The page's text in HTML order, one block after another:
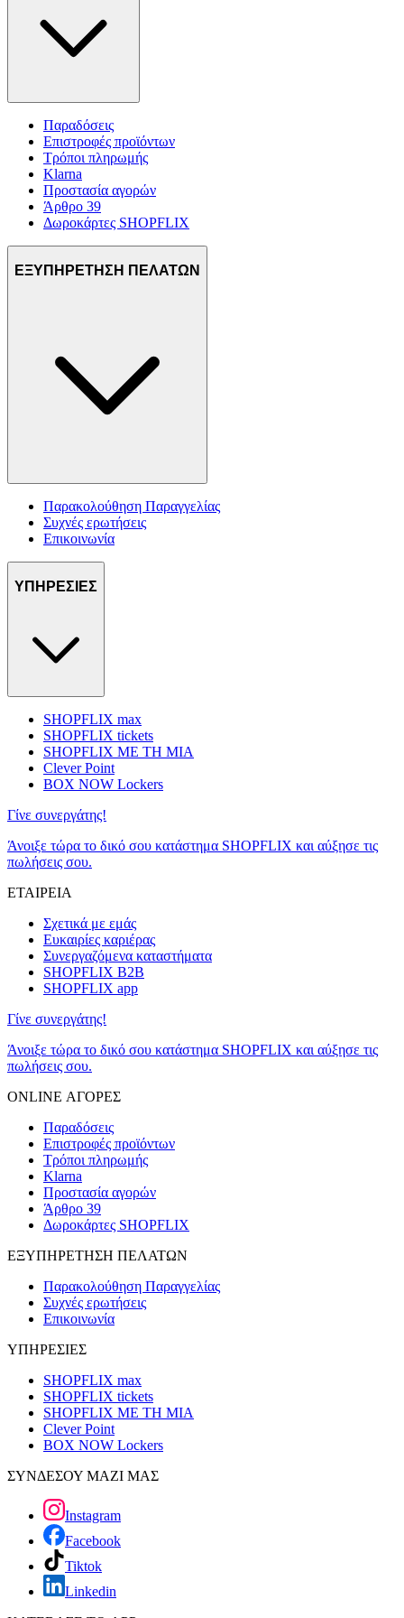
μας και την ανάπτυξη προϊόντων. Επίσης, κοινοποιούμε
πληροφορίες σχετικά με την από μέρους σας χρήση της
Παραδόσεις
Επιστροφές προϊόντων
Τρόποι πληρωμής
Klarna
Προστασία αγορών
Άρθρο 39
Δωροκάρτες SHOPFLIX
ΕΞΥΠΗΡΕΤΗΣΗ ΠΕΛΑΤΩΝ
Παρακολούθηση Παραγγελίας
Συχνές ερωτήσεις
Επικοινωνία
ΥΠΗΡΕΣΙΕΣ
SHOPFLIX max
SHOPFLIX tickets
SHOPFLIX ΜΕ ΤΗ ΜΙΑ
Clever Point
BOX NOW Lockers
Γίνε συνεργάτης!
Άνοιξε τώρα το δικό σου κατάστημα SHOPFLIX και αύξησε τις
πωλήσεις σου.
ΕΤΑΙΡΕΙΑ
Σχετικά με εμάς
Ευκαιρίες καριέρας
Συνεργαζόμενα καταστήματα
SHOPFLIX B2B
SHOPFLIX app
Γίνε συνεργάτης!
Άνοιξε τώρα το δικό σου κατάστημα SHOPFLIX και αύξησε τις
πωλήσεις σου.
ONLINE ΑΓΟΡΕΣ
Παραδόσεις
Επιστροφές προϊόντων
Τρόποι πληρωμής
Klarna
Προστασία αγορών
Άρθρο 39
Δωροκάρτες SHOPFLIX
ΕΞΥΠΗΡΕΤΗΣΗ ΠΕΛΑΤΩΝ
Παρακολούθηση Παραγγελίας
Συχνές ερωτήσεις
Επικοινωνία
ΥΠΗΡΕΣΙΕΣ
SHOPFLIX max
SHOPFLIX tickets
SHOPFLIX ΜΕ ΤΗ ΜΙΑ
Clever Point
BOX NOW Lockers
ΣΥΝΔΕΣΟΥ ΜΑΖΙ ΜΑΣ
Instagram
Facebook
Tiktok
Linkedin